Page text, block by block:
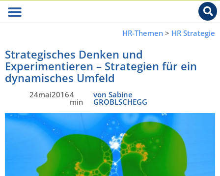
HR-Themen > HR Strategie
Strategisches Denken und
Experimentieren – Strategien für ein
dynamisches Umfeld
24mai20164
min
von Sabine
GROBLSCHEGG